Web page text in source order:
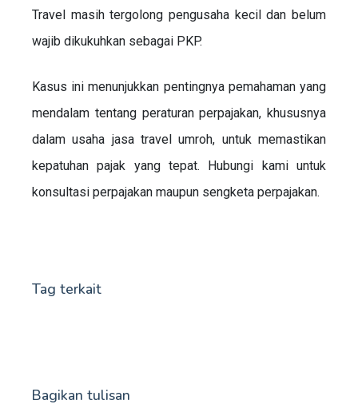
Travel masih tergolong pengusaha kecil dan belum
wajib dikukuhkan sebagai PKP.
Kasus ini menunjukkan pentingnya pemahaman yang
mendalam tentang peraturan perpajakan, khususnya
dalam usaha jasa travel umroh, untuk memastikan
kepatuhan pajak yang tepat. Hubungi kami untuk
konsultasi perpajakan maupun sengketa perpajakan.
Tag terkait
Bagikan tulisan